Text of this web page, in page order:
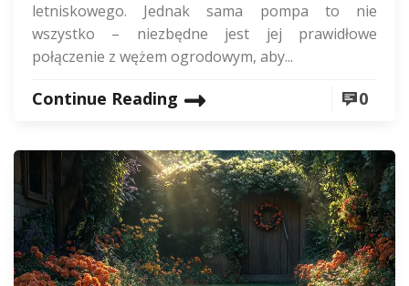
letniskowego. Jednak sama pompa to nie
wszystko – niezbędne jest jej prawidłowe
połączenie z wężem ogrodowym, aby...
Continue Reading 0